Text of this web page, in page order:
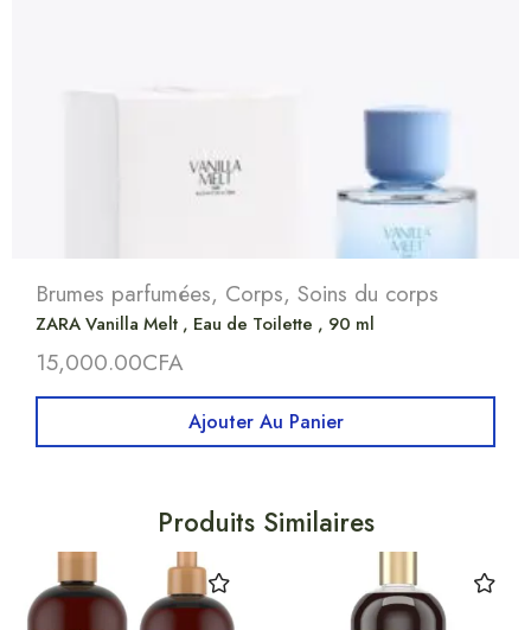
Brumes parfumées, Corps, Soins du corps
ZARA Vanilla Melt , Eau de Toilette , 90 ml
15,000.00CFA
Ajouter Au Panier
Produits Similaires